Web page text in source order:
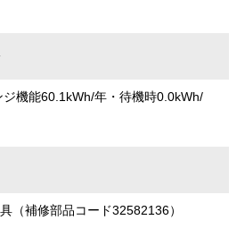
機能60.1kWh/年・待機時0.0kWh/
（補修部品コード32582136）